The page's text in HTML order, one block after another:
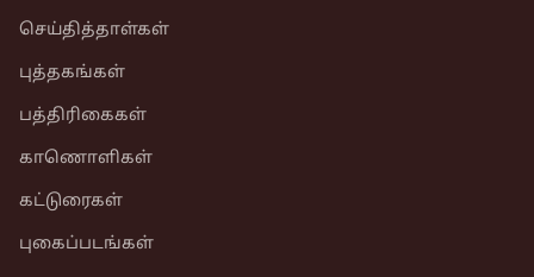
செய்தித்தாள்கள்
புத்தகங்கள்
பத்திரிகைகள்
காணொளிகள்
கட்டுரைகள்
புகைப்படங்கள்